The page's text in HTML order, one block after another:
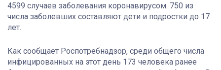
4599 случаев заболевания коронавирусом. 750 из
числа заболевших составляют дети и подростки до 17
лет.
Как сообщает Роспотребнадзор, среди общего числа
инфицированных на этот день 173 человека ранее